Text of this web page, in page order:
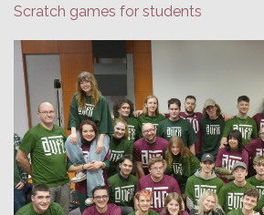
Scratch games for students